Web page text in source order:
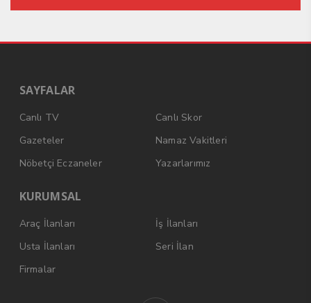
SAYFALAR
Canlı TV
Canlı Skor
Gazeteler
Namaz Vakitleri
Nöbetçi Eczaneler
Yazarlarımız
KURUMSAL
Araç İlanları
İş İlanları
Usta İlanları
Seri İlan
Firmalar